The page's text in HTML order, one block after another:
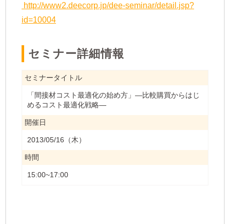
http://www2.deecorp.jp/dee-seminar/detail.jsp?
id=10004
​​セミナー詳細情報
セミナータイトル
「間接材コスト最適化の始め方」―比較購買からはじ
めるコスト最適化戦略―
開催日
2013/05/16（木）
時間
15:00~17:00